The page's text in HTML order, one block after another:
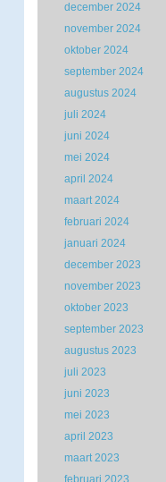
december 2024
november 2024
oktober 2024
september 2024
augustus 2024
juli 2024
juni 2024
mei 2024
april 2024
maart 2024
februari 2024
januari 2024
december 2023
november 2023
oktober 2023
september 2023
augustus 2023
juli 2023
juni 2023
mei 2023
april 2023
maart 2023
februari 2023